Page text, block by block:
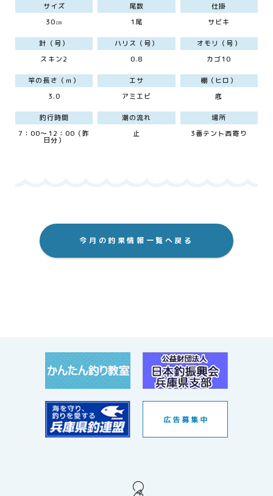
サイズ
30㎝
尾数
1尾
仕掛
サビキ
針（号）
スキン2
ハリス（号）
0.8
オモリ（号）
カゴ10
竿の長さ（ｍ）
3.0
エサ
アミエビ
棚（ヒロ）
底
釣行時間
7：00～12：00（昨
日分）
潮の流れ
止
場所
3番テント西寄り
今月の釣果情報一覧へ戻る